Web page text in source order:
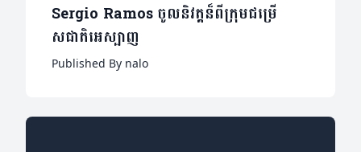
Sergio Ramos ចូលនិវត្តន៏ពីក្រុមជម្រើ
សជាតិអេស្បាញ
Published By nalo